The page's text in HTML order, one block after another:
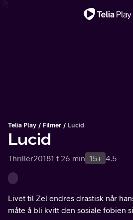
Telia Play Filmer Lucid
Lucid
Thriller20181 t 26 min 15+ 4.5
Livet til Zel endres drastisk når
måte å bli kvitt den sosiale fobien